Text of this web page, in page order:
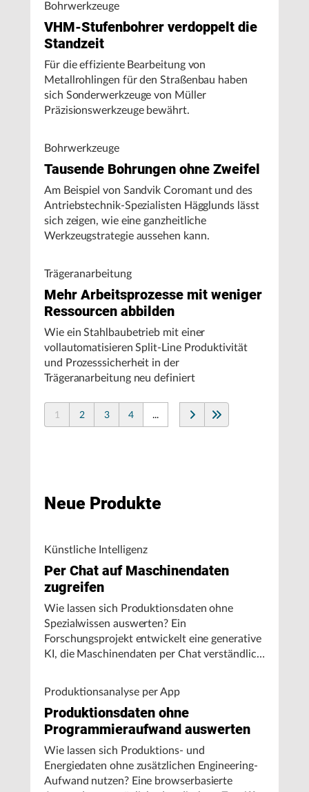
Bohrwerkzeuge
VHM-Stufenbohrer verdoppelt die
Standzeit
Für die effiziente Bearbeitung von
Metallrohlingen für den Straßenbau haben
sich Sonderwerkzeuge von Müller
Präzisionswerkzeuge bewährt.
Bohrwerkzeuge
Tausende Bohrungen ohne Zweifel
Am Beispiel von Sandvik Coromant und des
Antriebstechnik-Spezialisten Hägglunds lässt
sich zeigen, wie eine ganzheitliche
Werkzeugstrategie aussehen kann.
Trägeranarbeitung
Mehr Arbeitsprozesse mit weniger
Ressourcen abbilden
Wie ein Stahlbaubetrieb mit einer
vollautomatisieren Split-Line Produktivität
und Prozesssicherheit in der
Trägeranarbeitung neu definiert
1 2 3 4 ...
Neue Produkte
Künstliche Intelligenz
Per Chat auf Maschinendaten
zugreifen
Wie lassen sich Produktionsdaten ohne
Spezialwissen auswerten? Ein
Forschungsprojekt entwickelt eine generative
KI, die Maschinendaten per Chat verständlich
Produktionsanalyse per App
Produktionsdaten ohne
Programmieraufwand auswerten
Wie lassen sich Produktions- und
Energiedaten ohne zusätzlichen Engineering-
Aufwand nutzen? Eine browserbasierte